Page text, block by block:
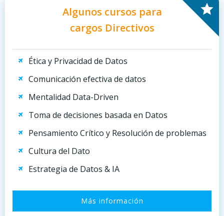
Algunos cursos para
cargos Directivos
Ética y Privacidad de Datos
Comunicación efectiva de datos
Mentalidad Data-Driven
Toma de decisiones basada en Datos
Pensamiento Crítico y Resolución de problemas
Cultura del Dato
Estrategia de Datos & IA
Más información